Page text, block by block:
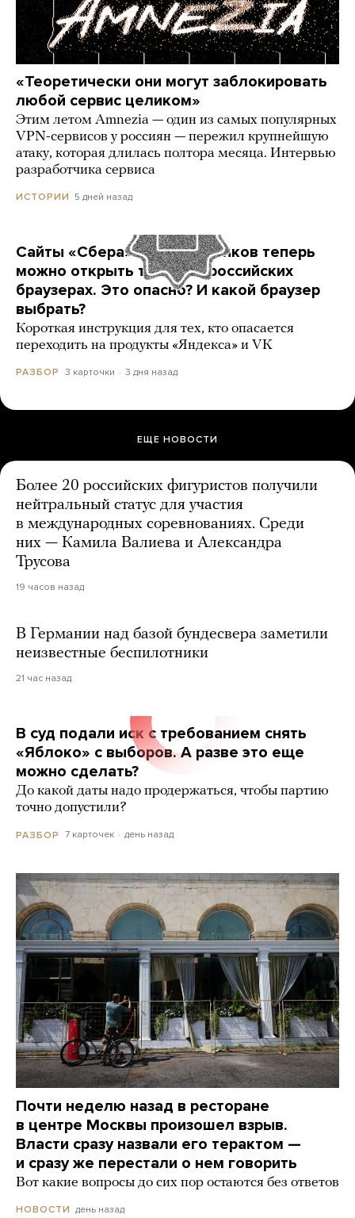
«Теоретически они могут заблокировать
любой сервис целиком»
Этим летом Amnezia — один из самых популярных
VPN-сервисов у россиян — пережил крупнейшую
атаку, которая длилась полтора месяца. Интервью
разработчика сервиса
ИСТОРИИ 5 дней назад
Сайты «Сбера» и других банков теперь
можно открыть только в российских
браузерах. Это опасно? И какой браузер
выбрать?
Короткая инструкция для тех, кто опасается
переходить на продукты «Яндекса» и VK
РАЗБОР 3 карточки 3 дня назад
ЕЩЕ НОВОСТИ
Более 20 российских фигуристов получили
нейтральный статус для участия
в международных соревнованиях. Среди
них — Камила Валиева и Александра
Трусова
19 часов назад
В Германии над базой бундесвера заметили
неизвестные беспилотники
21 час назад
В суд подали иск с требованием снять
«Яблоко» с выборов. А разве это еще
можно сделать?
До какой даты надо продержаться, чтобы партию
точно допустили?
РАЗБОР 7 карточек день назад
Почти неделю назад в ресторане
в центре Москвы произошел взрыв.
Власти сразу назвали его терактом —
и сразу же перестали о нем говорить
Вот какие вопросы до сих пор остаются без ответов
НОВОСТИ день назад